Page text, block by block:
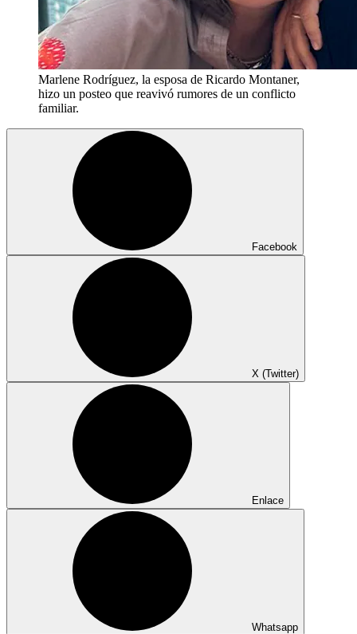
Marlene Rodríguez, la esposa de Ricardo Montaner,
hizo un posteo que reavivó rumores de un conflicto
familiar.
Facebook
X (Twitter)
Enlace
Whatsapp